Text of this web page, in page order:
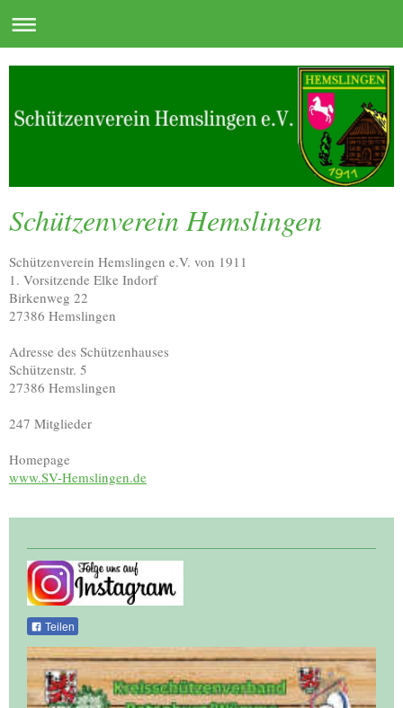
Schützenverein Hemslingen
Schützenverein Hemslingen e.V. von 1911
1. Vorsitzende Elke Indorf
Birkenweg 22
27386 Hemslingen
Adresse des Schützenhauses
Schützenstr. 5
27386 Hemslingen
247 Mitglieder
Homepage
www.SV-Hemslingen.de
Teilen